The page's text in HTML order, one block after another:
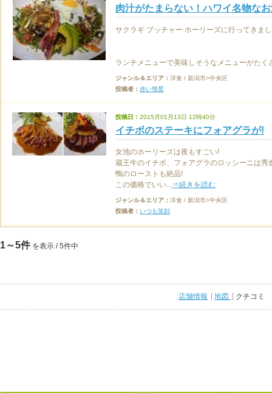
肉汁がたまらない！ハワイ名物な
サクラギ ブッチャー ホーリーズに行ってきま
ランチメニューで美味しそうなメニューがたく
ジャンル＆エリア： 洋食 / 新潟市>中央区
投稿者： 赤い彗星
投稿日： 2015月01月13日 12時40分
イチボのステーキにフォアグラが!
女池のホーリーズは夜もすごい!
蔵王牛のイチボ、フォアグラのロッシーニは秀
鴨のローストも絶品!
この価格でいい...⇒続きを読む
ジャンル＆エリア： 洋食 / 新潟市>中央区
投稿者： いつも笑顔
1～5件 を表示 / 5件中
店舗情報 地図 クチコミ